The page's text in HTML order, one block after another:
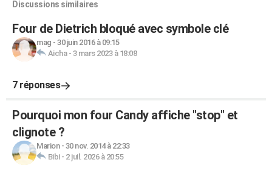
Discussions similaires
Four de Dietrich bloqué avec symbole clé
mag - 30 juin 2016 à 09:15
Aicha- 3 mars 2023 à 18:08
7 réponses
Pourquoi mon four Candy affiche "stop" et
clignote ?
Marion- 30 nov. 2014 à 22:33
Bibi- 2 juil. 2026 à 20:55